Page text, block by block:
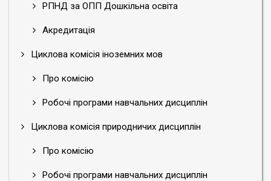
РПНД за ОПП Дошкільна освіта
Акредитація
Циклова комісія іноземних мов
Про комісію
Робочі програми навчальних дисциплін
Циклова комісія природничих дисциплін
Про комісію
Робочі програми навчальних дисциплін